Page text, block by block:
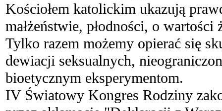
Kościołem katolickim ukazują
małżeństwie, płodności, o
Tylko razem możemy opierać się
dewiacji seksualnych,
bioetycznym eksperymentom.
IV Światowy Kongres Rodziny